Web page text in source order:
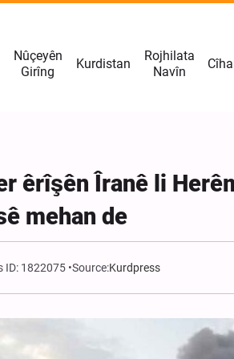
Nûçeyên
Girîng
Kurdistan
Rojhilata
Navîn
êrîşên Îranê li
mehan de
ID: 1822075 Source:Kurdpress